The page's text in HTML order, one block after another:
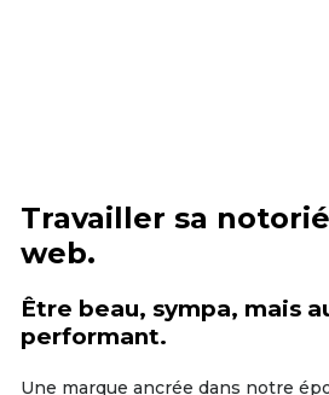
Travailler sa
web.
Être beau, sympa, mais
performant.
Une marque ancrée dans notre